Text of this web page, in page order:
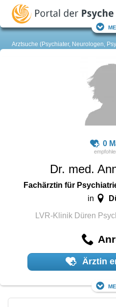
Arztsuche (Psychiater, Neurologen,
0
Dr. med.
Fachärztin für
in
LVR-Klinik Düren
Ärztin